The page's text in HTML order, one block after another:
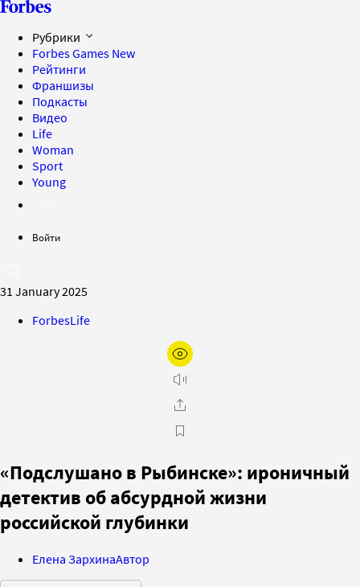
Рубрики
Forbes Games New
Рейтинги
Франшизы
Подкасты
Видео
Life
Woman
Sport
Young
Войти
31 January 2025
ForbesLife
«Подслушано в Рыбинске»: ироничный
детектив об абсурдной жизни
российской глубинки
Елена ЗархинаАвтор